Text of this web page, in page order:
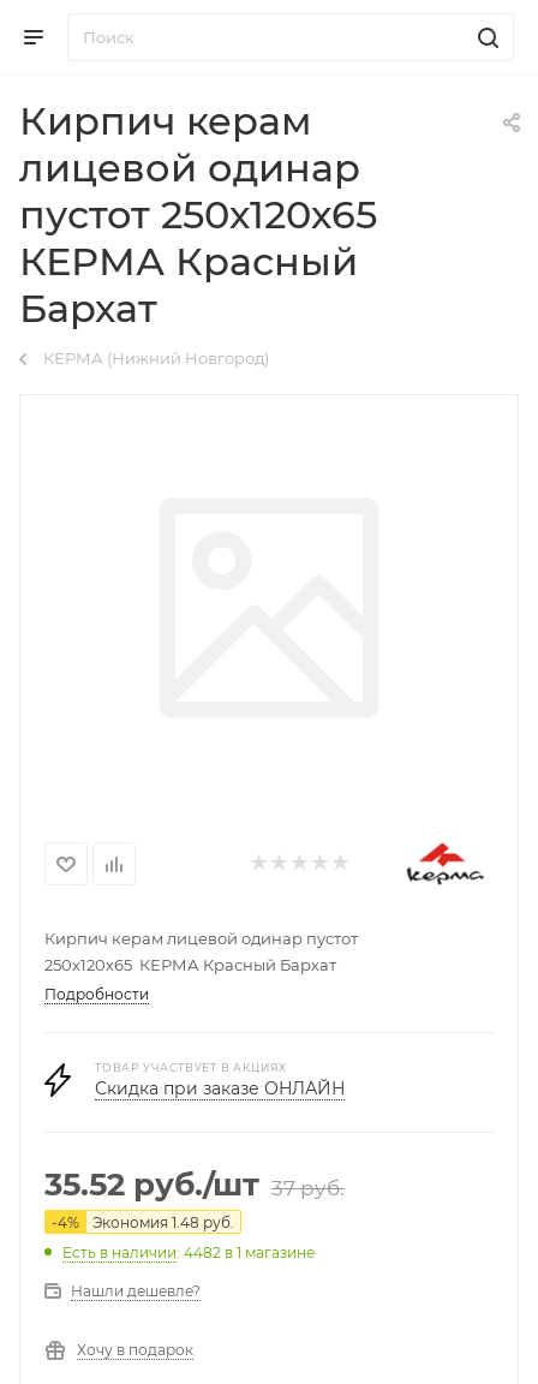
Кирпич керам
лицевой одинар
пустот 250х120х65
КЕРМА Красный
Бархат
КЕРМА (Нижний Новгород)
Кирпич керам лицевой одинар пустот
250х120х65 КЕРМА Красный Бархат
Подробности
ТОВАР УЧАСТВУЕТ В АКЦИЯХ
Скидка при заказе ОНЛАЙН
35.52 руб./шт 37руб.
-4% Экономия 1.48 руб.
Есть в наличии: 4482 в 1 магазине
Нашли дешевле?
Хочу в подарок